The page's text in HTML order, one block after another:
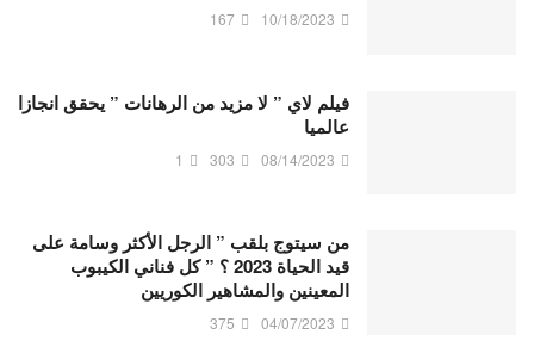
10/18/2023
167
فيلم لاي ” لا مزيد من الرهانات ” يحقق انجازا
عالميا
08/14/2023
303
1
من سيتوج بلقب ” الرجل الأكثر وسامة على
قيد الحياة 2023 ؟ ” كل فناني الكيبوب
المعينين والمشاهير الكوريين
04/07/2023
375